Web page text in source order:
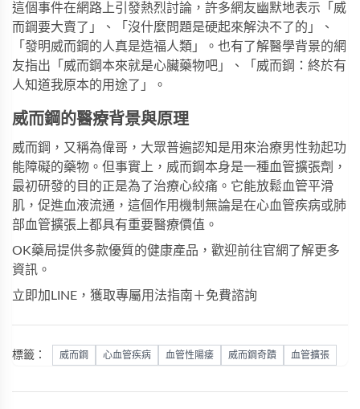
這個事件在網路上引發熱烈討論，許多網友幽默地表示「威
而鋼要大賣了」、「沒什麼問題是硬起來解決不了的」、
「發明威而鋼的人真是造福人類」。也有了解醫學背景的網
友指出「威而鋼本來就是心臟藥物吧」、「威而鋼：終於有
人知道我原本的用途了」。
威而鋼的醫療背景與原理
威而鋼，又稱為偉哥，大眾普遍認知是用來治療男性勃起功
能障礙的藥物。但事實上，威而鋼本身是一種血管擴張劑，
最初研發的目的正是為了治療心絞痛。它能放鬆血管平滑
肌，促進血液流通，這個作用機制無論是在心血管疾病或肺
部血管擴張上都具有重要醫療價值。
OK藥局提供多款優質的健康產品，歡迎前往官網 了解更多
資訊。
立即加LINE，獲取專屬用法指南＋免費諮詢
標籤： 威而鋼 心血管疾病 血管性陽痿 威而鋼奇蹟 血管擴張